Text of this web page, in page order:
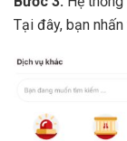
Tại đây, bạn